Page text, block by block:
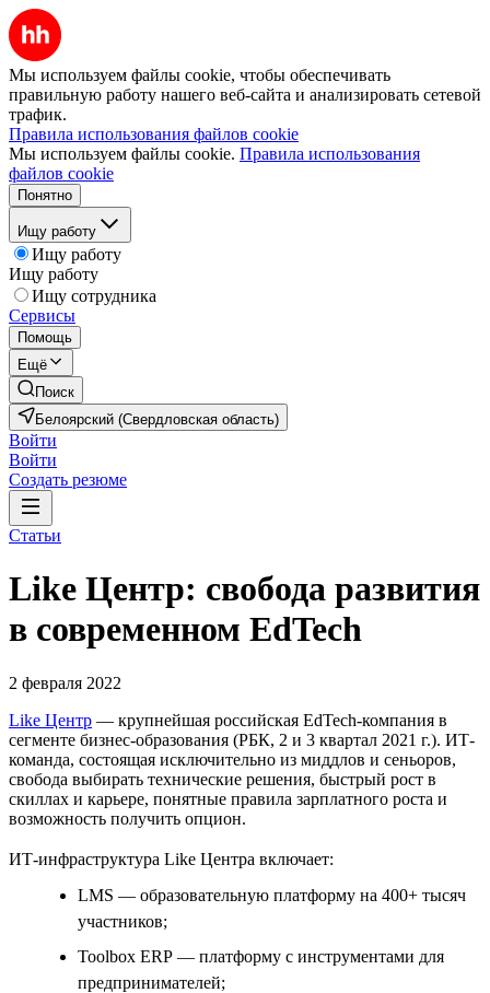
Мы используем файлы cookie, чтобы обеспечивать
правильную работу нашего веб-сайта и анализировать сетевой
трафик.
Правила использования файлов cookie
Мы используем файлы cookie. Правила использования
файлов cookie
Понятно
Ищу работу
Ищу работу
Ищу работу
Ищу сотрудника
Сервисы
Помощь
Ещё
Поиск
Белоярский (Свердловская область)
Войти
Войти
Создать резюме
Статьи
Like Центр: свобода развития
в современном EdTech
2 февраля 2022
Like Центр — крупнейшая российская EdTech-компания в
сегменте бизнес-образования (РБК, 2 и 3 квартал 2021 г.). ИТ-
команда, состоящая исключительно из миддлов и сеньоров,
свобода выбирать технические решения, быстрый рост в
скиллах и карьере, понятные правила зарплатного роста и
возможность получить опцион.
ИТ-инфраструктура Like Центра включает:
LMS — образовательную платформу на 400+ тысяч
участников;
Toolbox ERP — платформу с инструментами для
предпринимателей;